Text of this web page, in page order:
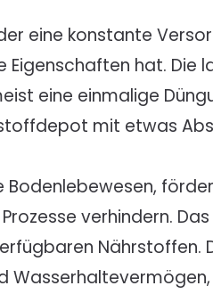
eine konstante
hat. Die
eine einmalige
mit etwas
verhindern.
Nährstoffen.